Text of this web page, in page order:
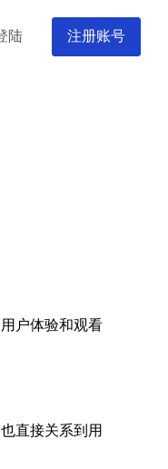
陆 注册账号
户体验和观看
直接关系到用